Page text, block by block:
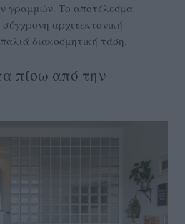
γραμμών. Το αποτέλεσμα
σύγχρονη αρχιτεκτονική
διακοσμητική τάση.
πίσω από την